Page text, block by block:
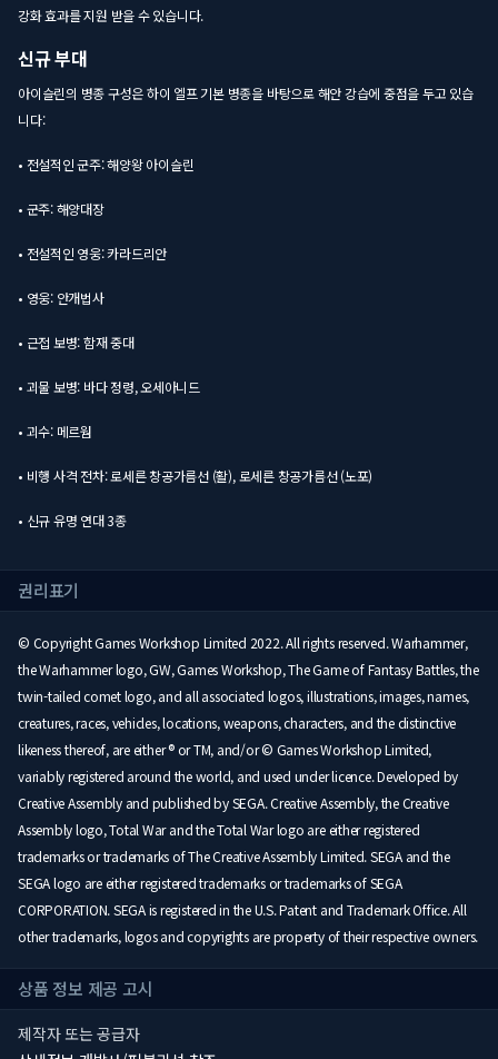
강화 효과를 지원 받을 수 있습니다.
신규 부대
아이슬린의 병종 구성은 하이 엘프 기본 병종을 바탕으로 해안 강습에 중점을 두고 있습
니다:
• 전설적인 군주: 해양왕 아이슬린
• 군주: 해양대장
• 전설적인 영웅: 카라드리안
• 영웅: 안개법사
• 근접 보병: 함재 중대
• 괴물 보병: 바다 정령, 오세아니드
• 괴수: 메르웜
• 비행 사격 전차: 로세른 창공가름선 (활), 로세른 창공가름선 (노포)
• 신규 유명 연대 3종
권리표기
© Copyright Games Workshop Limited 2022. All rights reserved. Warhammer,
the Warhammer logo, GW, Games Workshop, The Game of Fantasy Battles, the
twin-tailed comet logo, and all associated logos, illustrations, images, names,
creatures, races, vehicles, locations, weapons, characters, and the distinctive
likeness thereof, are either ® or TM, and/or © Games Workshop Limited,
variably registered around the world, and used under licence. Developed by
Creative Assembly and published by SEGA. Creative Assembly, the Creative
Assembly logo, Total War and the Total War logo are either registered
trademarks or trademarks of The Creative Assembly Limited. SEGA and the
SEGA logo are either registered trademarks or trademarks of SEGA
CORPORATION. SEGA is registered in the U.S. Patent and Trademark Office. All
other trademarks, logos and copyrights are property of their respective owners.
상품 정보 제공 고시
제작자 또는 공급자